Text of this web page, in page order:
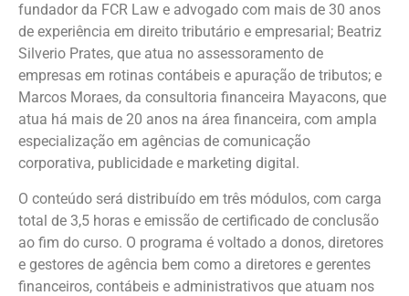
fundador da FCR Law e advogado com mais de 30 anos
de experiência em direito tributário e empresarial; Beatriz
Silverio Prates, que atua no assessoramento de
empresas em rotinas contábeis e apuração de tributos; e
Marcos Moraes, da consultoria financeira Mayacons, que
atua há mais de 20 anos na área financeira, com ampla
especialização em agências de comunicação
corporativa, publicidade e marketing digital.
O conteúdo será distribuído em três módulos, com carga
total de 3,5 horas e emissão de certificado de conclusão
ao fim do curso. O programa é voltado a donos, diretores
e gestores de agência bem como a diretores e gerentes
financeiros, contábeis e administrativos que atuam nos